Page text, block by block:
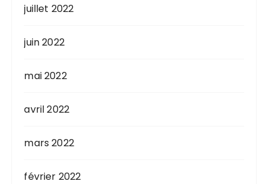
juillet 2022
juin 2022
mai 2022
avril 2022
mars 2022
février 2022